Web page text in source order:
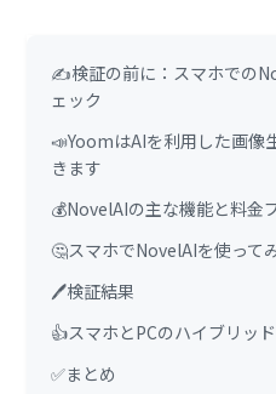
✍️検証の前に：スマホでの
ェック
📣YoomはAIを利用した画像
きます
💰NovelAIの主な機能と料金
🤔スマホでNovelAIを使って
🖊️検証結果
👍スマホとPCのハイブリッ
✅まとめ